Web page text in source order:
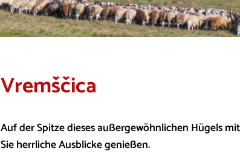
Vremščica
Auf der Spitze dieses außergewöhnlichen Hügels
Sie herrliche Ausblicke genießen.